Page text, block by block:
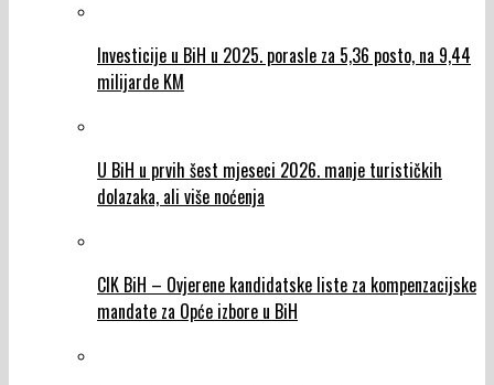
Investicije u BiH u 2025. porasle za 5,36 posto, na 9,44
milijarde KM
U BiH u prvih šest mjeseci 2026. manje turističkih
dolazaka, ali više noćenja
CIK BiH – Ovjerene kandidatske liste za kompenzacijske
mandate za Opće izbore u BiH